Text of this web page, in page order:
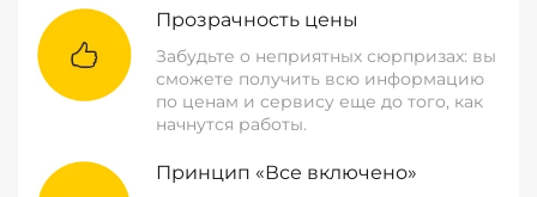
Прозрачность цены
Забудьте о неприятных сюрпризах: вы
сможете получить всю информацию
по ценам и сервису еще до того, как
начнутся работы.
Принцип «Все включено»